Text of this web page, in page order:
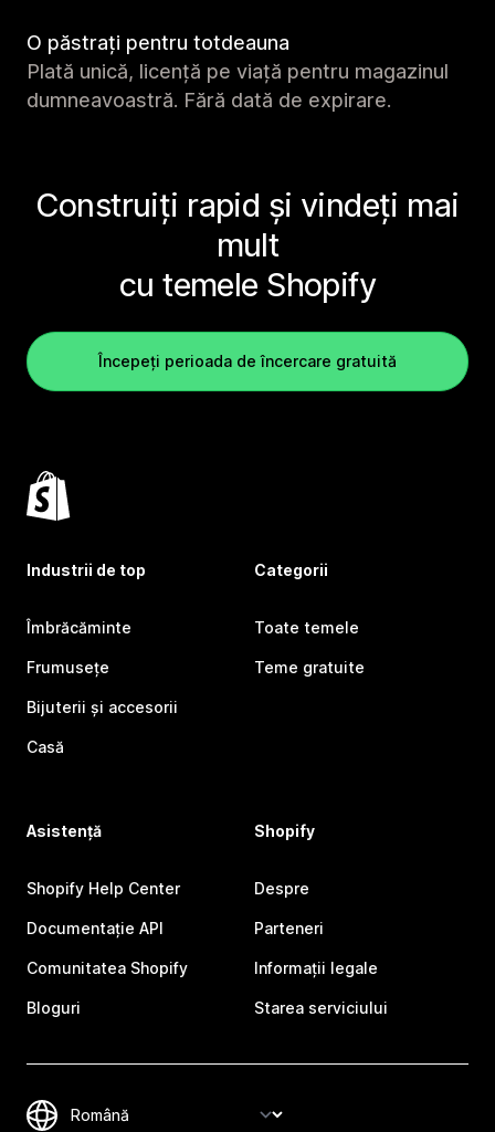
O păstrați pentru totdeauna
Plată unică, licență pe viață pentru magazinul
dumneavoastră. Fără dată de expirare.
Construiți rapid și vindeți mai
mult
cu temele Shopify
Începeți perioada de încercare gratuită
Industrii de top
Îmbrăcăminte
Frumusețe
Bijuterii și accesorii
Casă
Categorii
Toate temele
Teme gratuite
Asistență
Shopify Help Center
Documentație API
Comunitatea Shopify
Bloguri
Shopify
Despre
Parteneri
Informații legale
Starea serviciului